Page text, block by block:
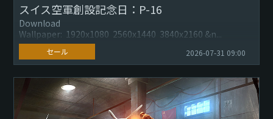
スイス空軍創設記念日：P-16
Download
Wallpaper: 1920x1080 2560x1440 3840x2160 &n...
セール 2026-07-31 09:00